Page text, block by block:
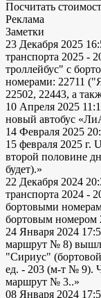
Посчитать
Реклама
Заметки
23 Декабря 2025
транспорта 2025 -
троллейбус" с
номерами: 22711
22502, 22443, а
10 Апреля 2025
новый автобус
14 Февраля 2025
15 февраля 2025 г.
второй половине
будет).»
22 Декабря 2024
транспорта 2024 -
бортовыми
бортовым номером
24 Января 2024
маршрут № 8)
"Сириус" (бортовой
ед. - 203 (м-т № 9).
маршрут № 3..»
08 Января 2024